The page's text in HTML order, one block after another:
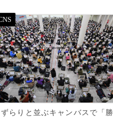
ずらりと並ぶキャンバスで「勝